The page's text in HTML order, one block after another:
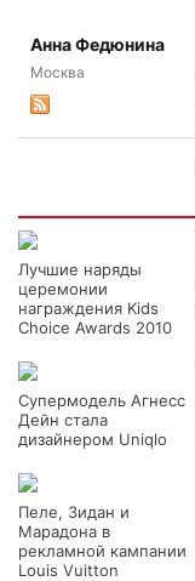
Анна Федюнина
Москва
Лучшие наряды
церемонии
награждения Kids
Choice Awards 2010
Супермодель Агнесс
Дейн стала
дизайнером Uniqlo
Пеле, Зидан и
Марадона в
рекламной кампании
Louis Vuitton